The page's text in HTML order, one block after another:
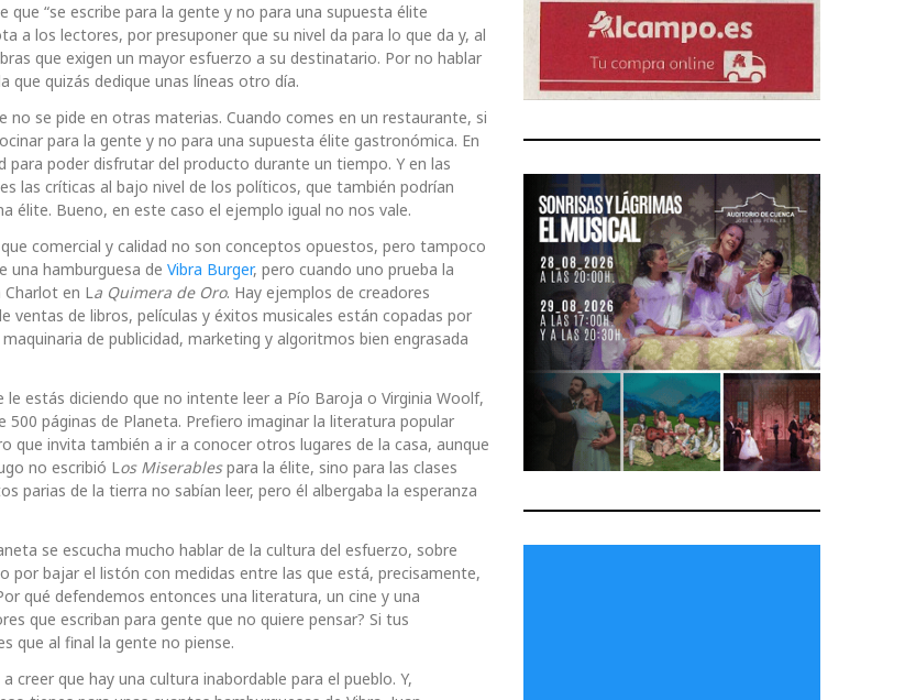
“se escribe para la gente y no para una supuesta élite
a los lectores, por presuponer que su nivel da para lo que da y, al
que exigen un mayor esfuerzo a su destinatario. Por no hablar
quizás dedique unas líneas otro día.
no se pide en otras materias. Cuando comes en un restaurante, si
para la gente y no para una supuesta élite gastronómica. En
poder disfrutar del producto durante un tiempo. Y en las
las críticas al bajo nivel de los políticos, que también podrían
élite. Bueno, en este caso el ejemplo igual no nos vale.
comercial y calidad no son conceptos opuestos, pero tampoco
una hamburguesa de Vibra Burger, pero cuando uno prueba la
Charlot en La Quimera de Oro. Hay ejemplos de creadores
ventas de libros, películas y éxitos musicales están copadas por
de publicidad, marketing y algoritmos bien engrasada
estás diciendo que no intente leer a Pío Baroja o Virginia Woolf,
páginas de Planeta. Prefiero imaginar la literatura popular
invita también a ir a conocer otros lugares de la casa, aunque
no escribió Los Miserablespara la élite, sino para las clases
parias de la tierra no sabían leer, pero él albergaba la esperanza
se escucha mucho hablar de la cultura del esfuerzo, sobre
bajar el listón con medidas entre las que está, precisamente,
qué defendemos entonces una literatura, un cine y una
que escriban para gente que no quiere pensar? Si tus
que al final la gente no piense.
creer que hay una cultura inabordable para el pueblo. Y,